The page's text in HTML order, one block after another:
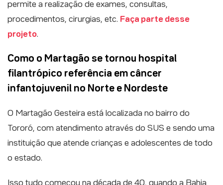
permite a realização de exames, consultas,
procedimentos, cirurgias, etc. Faça parte desse
projeto.
Como o Martagão se tornou hospital
filantrópico referência em câncer
infantojuvenil no Norte e Nordeste
O Martagão Gesteira está localizada no bairro do
Tororó, com atendimento através do SUS e sendo uma
instituição que atende crianças e adolescentes de todo
o estado.
Isso tudo começou na década de 40, quando a Bahia